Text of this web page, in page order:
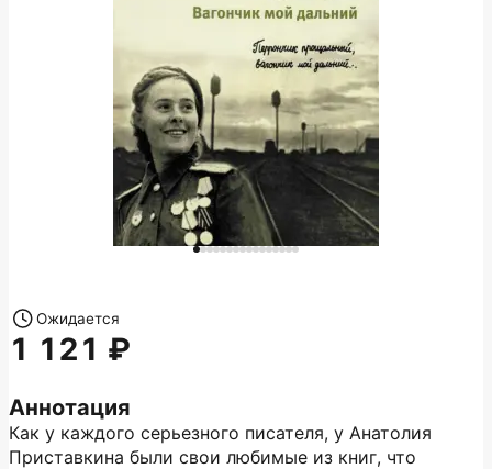
Аннотация
Как у каждого серьезного писателя, у Анатолия
Приставкина были свои любимые из книг, что
Ожидается
1 121